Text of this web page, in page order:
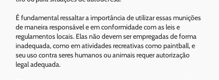
É fundamental ressaltar a importância de utilizar essas munições
de maneira responsável e em conformidade com as leis e
regulamentos locais. Elas não devem ser empregadas de forma
inadequada, como em atividades recreativas como paintball, e
seu uso contra seres humanos ou animais requer autorização
legal adequada.